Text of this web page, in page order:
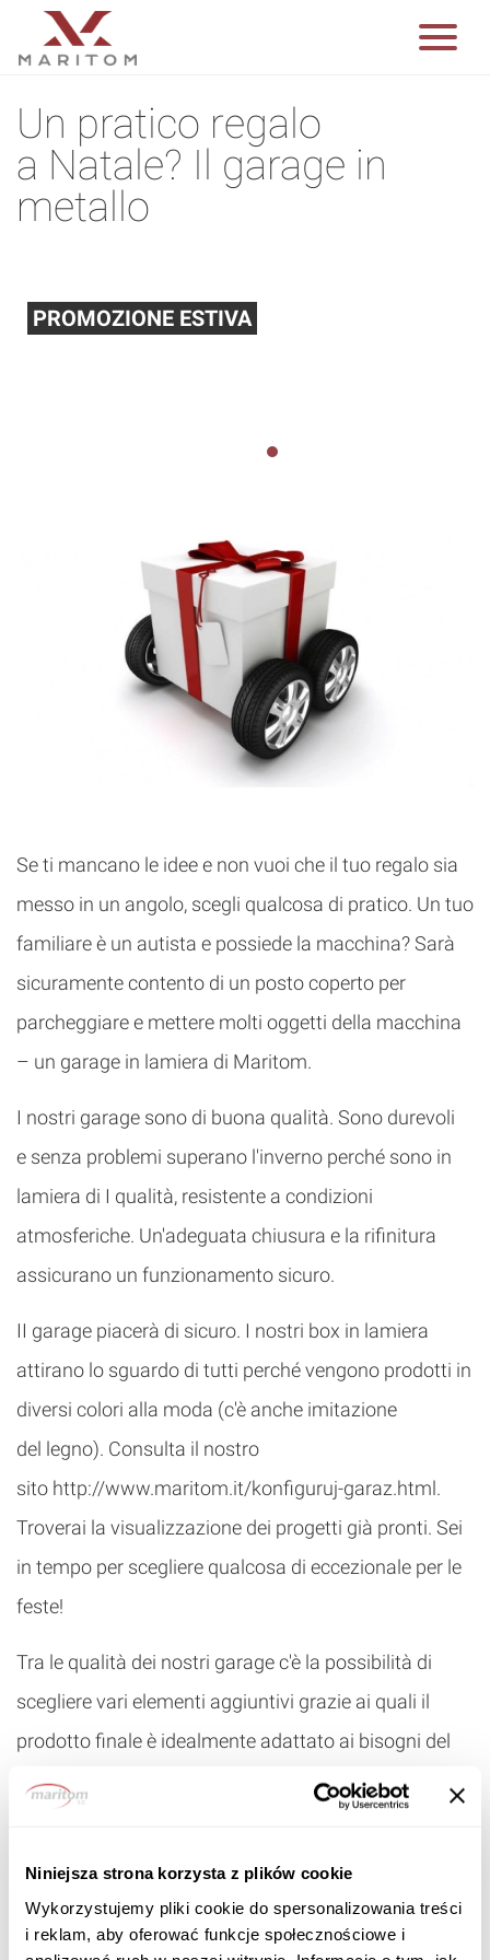
Niniejsza strona korzysta z plików cookie
Wykorzystujemy pliki cookie do spersonalizowania treści
i reklam, aby oferować funkcje społecznościowe i
Un pratico regalo
a Natale? Il garage in
metallo
PROMOZIONE ESTIVA
Se ti mancano le idee e non vuoi che il tuo regalo sia
messo in un angolo, scegli qualcosa di pratico. Un tuo
familiare è un autista e possiede la macchina? Sarà
sicuramente contento di un posto coperto per
parcheggiare e mettere molti oggetti della macchina
– un garage in lamiera di Maritom.
I nostri garage sono di buona qualità. Sono durevoli
e senza problemi superano l'inverno perché sono in
lamiera di I qualità, resistente a condizioni
atmosferiche. Un'adeguata chiusura e la rifinitura
assicurano un funzionamento sicuro.
II garage piacerà di sicuro. I nostri box in lamiera
attirano lo sguardo di tutti perché vengono prodotti in
diversi colori alla moda (c'è anche imitazione
del legno). Consulta il nostro
sito http://www.maritom.it/konfiguruj-garaz.html.
Troverai la visualizzazione dei progetti già pronti. Sei
in tempo per scegliere qualcosa di eccezionale per le
feste!
Tra le qualità dei nostri garage c'è la possibilità di
scegliere vari elementi aggiuntivi grazie ai quali il
prodotto finale è idealmente adattato ai bisogni del
suo proprietario. È possibile ordinare due diversi tipi di
scegliere il tipo di tetto piano o spiovente, a una o due
falde. Grazie a ciò il regalo sarà proprio come serve.